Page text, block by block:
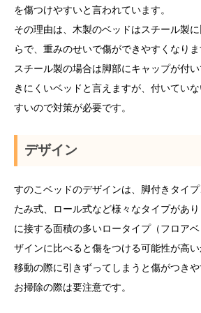
を傷つけやすいと言われています。
その理由は、木製のベッドはスチール製
らで、重みのせいで傷ができやすくなりま
スチール製の場合は脚部にキャップが付
きにくいベッドと言えますが、付いてい
すいので対策が必要です。
デザイン
すのこベッドのデザインは、脚付きタイ
たみ式、ロール式など様々なタイプがあ
に接する面積の多いロータイプ（フロア
ザインに比べると傷をつける可能性が高い
移動の際に引きずってしまうと傷がつき
お掃除の際は要注意です。